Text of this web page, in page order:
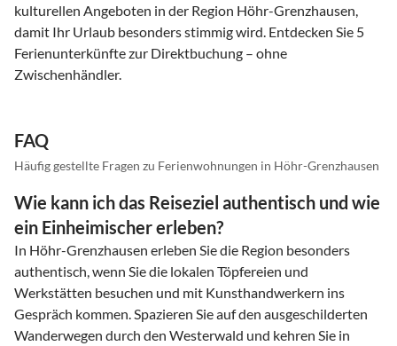
kulturellen Angeboten in der Region Höhr-Grenzhausen,
damit Ihr Urlaub besonders stimmig wird. Entdecken Sie 5
Ferienunterkünfte zur Direktbuchung – ohne
Zwischenhändler.
FAQ
Häufig gestellte Fragen zu Ferienwohnungen in Höhr-Grenzhausen
Wie kann ich das Reiseziel authentisch und wie
ein Einheimischer erleben?
In Höhr-Grenzhausen erleben Sie die Region besonders
authentisch, wenn Sie die lokalen Töpfereien und
Werkstätten besuchen und mit Kunsthandwerkern ins
Gespräch kommen. Spazieren Sie auf den ausgeschilderten
Wanderwegen durch den Westerwald und kehren Sie in